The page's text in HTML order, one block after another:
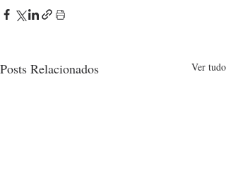
Posts Relacionados Ver tudo